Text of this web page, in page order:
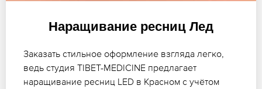
Наращивание ресниц Лед
Заказать стильное оформление взгляда легко,
ведь студия TIBET-MEDICINE предлагает
наращивание ресниц LED в Красном с учётом